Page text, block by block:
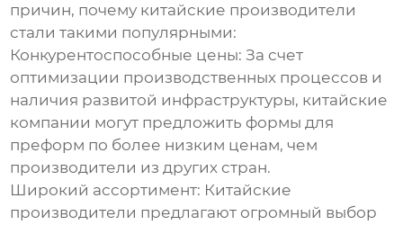
причин, почему китайские производители
стали такими популярными:
Конкурентоспособные цены: За счет
оптимизации производственных процессов и
наличия развитой инфраструктуры, китайские
компании могут предложить формы для
преформ по более низким ценам, чем
производители из других стран.
Широкий ассортимент: Китайские
производители предлагают огромный выбор